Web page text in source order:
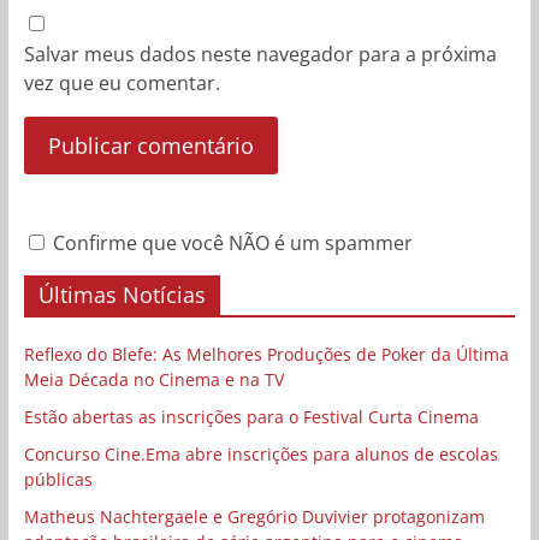
Salvar meus dados neste navegador para a próxima
vez que eu comentar.
Confirme que você NÃO é um spammer
Últimas Notícias
Reflexo do Blefe: As Melhores Produções de Poker da Última
Meia Década no Cinema e na TV
Estão abertas as inscrições para o Festival Curta Cinema
Concurso Cine.Ema abre inscrições para alunos de escolas
públicas
Matheus Nachtergaele e Gregório Duvivier protagonizam